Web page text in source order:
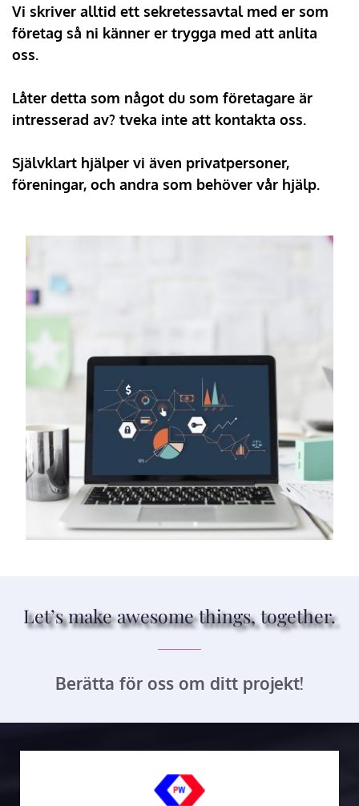
Vi skriver alltid ett sekretessavtal med er som
företag så ni känner er trygga med att anlita
oss.
Låter detta som något du som företagare är
intresserad av? tveka inte att kontakta oss.
Självklart hjälper vi även privatpersoner,
föreningar, och andra som behöver vår hjälp.
Let’s make awesome things, together.
Berätta för oss om ditt projekt!